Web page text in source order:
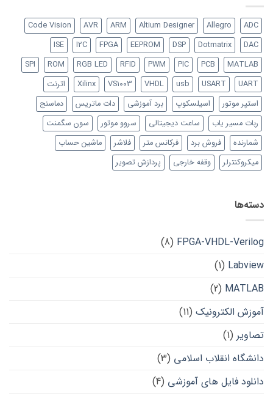
ADC
Allegro
Altium Designer
ARM
AVR
Code Vision
DAC
Dotmatrix
DSP
EEPROM
FPGA
I2C
ISE
MATLAB
PCB
PIC
PWM
RFID
RGB LED
ROM
SPI
UART
USART
usb
VHDL
VS1003
Xilinx
اترنت
استپر موتور
اسیلسکوپ برد آموزشی دات ماتریس
دماسنج
ربات مسیر یاب
ساعت دیجیتالی سروو موتور
سون سگمنت
شمارنده
فروش برد فرکانس متر فلاشر
ماشین حساب
میکروکنترلر
وقفه خارجی پردازش تصویر
دسته‌ها
FPGA-VHDL-Verilog
(8)
Labview
(1)
MATLAB
(2)
آموزش الکترونیک (11)
تصاویر (1)
دانشگاه انقلاب اسلامی (3)
دانلود فایل های آموزشی (4)